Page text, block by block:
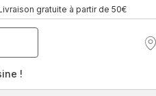
gratuite à partir de 50€
!